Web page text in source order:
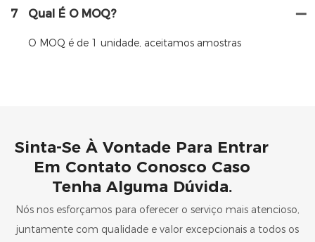
7 Qual É O MOQ?
O MOQ é de 1 unidade, aceitamos amostras
Sinta-Se À Vontade Para Entrar
Em Contato Conosco Caso
Tenha Alguma Dúvida.
Nós nos esforçamos para oferecer o serviço mais atencioso,
juntamente com qualidade e valor excepcionais a todos os